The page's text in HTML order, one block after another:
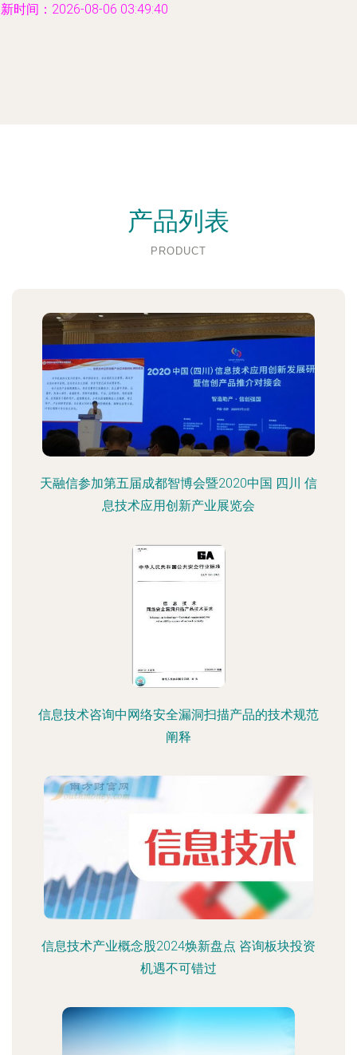
时间：2026-08-06 03:49:40
产品列表
PRODUCT
天融信参加第五届成都智博会暨2020中国 四川 信
息技术应用创新产业展览会
信息技术咨询中网络安全漏洞扫描产品的技术规范
阐释
信息技术产业概念股2024焕新盘点 咨询板块投资
机遇不可错过